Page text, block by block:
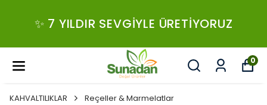
✨ 7 YILDIR SEVGIYLE ÜRETIYORUZ
0
KAHVALTILIKLAR Reçeller & Marmelatlar